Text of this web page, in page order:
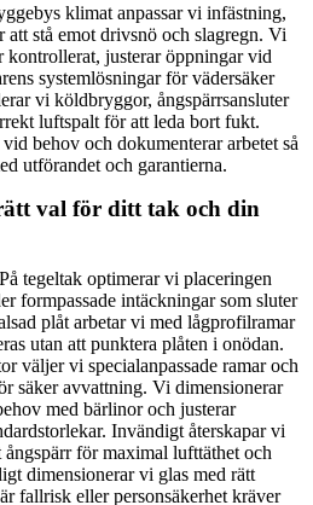
klimat anpassar vi infästning,
stå emot drivsnö och slagregn. Vi
kontrollerat, justerar öppningar vid
systemlösningar för vädersäker
vi köldbryggor, ångspärrsansluter
luftspalt för att leda bort fukt.
behov och dokumenterar arbetet så
utförandet och garantierna.
val för ditt tak och din
tegeltak optimerar vi placeringen
formpassade intäckningar som sluter
plåt arbetar vi med lågprofilramar
utan att punktera plåten i onödan.
väljer vi specialanpassade ramar och
säker avvattning. Vi dimensionerar
med bärlinor och justerar
Invändigt återskapar vi
för maximal lufttäthet och
dimensionerar vi glas med rätt
fallrisk eller personsäkerhet kräver